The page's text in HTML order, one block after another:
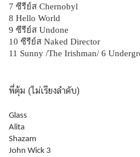
7 ซีรีย์ส Chernobyl
8 Hello World
9 ซีรีย์ส Undone
10 ซีรีย์ส Naked Director
11 Sunny /The Irishman/ 6
พี่ตุ้ม (ไม่เรียงลำดับ)
Glass
Alita
Shazam
John Wick 3